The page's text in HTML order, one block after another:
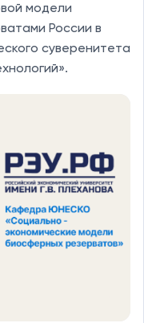
модели
России в
суверенитета